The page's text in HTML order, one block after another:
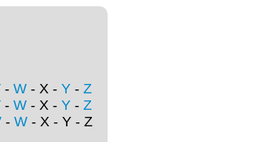
- W - X - Y - Z
- W - X - Y - Z
- W- X - Y - Z